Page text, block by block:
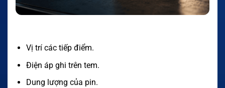
Vị trí các tiếp điểm.
Điện áp ghi trên tem.
Dung lượng của pin.